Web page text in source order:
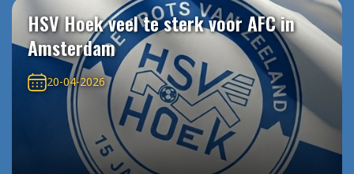
HSV Hoek veel te sterk voor AFC in
Amsterdam
20-04-2026